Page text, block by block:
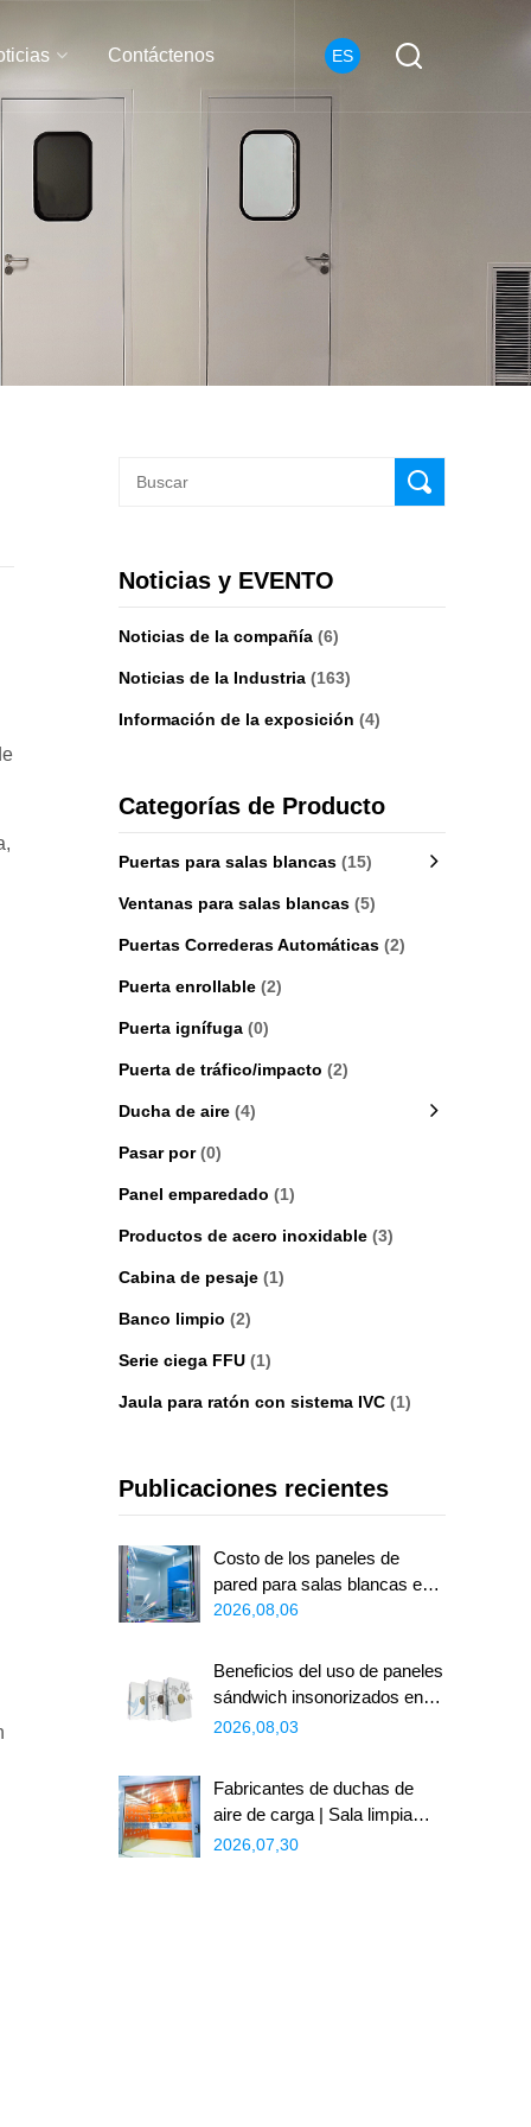
Contáctenos ES
Noticias y EVENTO
Noticias de la compañía (6)
Noticias de la Industria (163)
Información de la exposición (4)
Categorías de Producto
Puertas para salas blancas (15)
Ventanas para salas blancas (5)
Puertas Correderas Automáticas (2)
Puerta enrollable (2)
Puerta ignífuga (0)
Puerta de tráfico/impacto (2)
Ducha de aire (4)
Pasar por(0)
Panel emparedado (1)
Productos de acero inoxidable (3)
Cabina de pesaje (1)
Banco limpio (2)
Serie ciega FFU (1)
Jaula para ratón con sistema IVC (1)
Publicaciones recientes
Costo de los paneles de
pared para salas blancas en
2026: desglose completo del
2026,08,06
Beneficios del uso de paneles
sándwich insonorizados en
zonas industriales
2026,08,03
Fabricantes de duchas de
aire de carga | Sala limpia
Farclean
2026,07,30